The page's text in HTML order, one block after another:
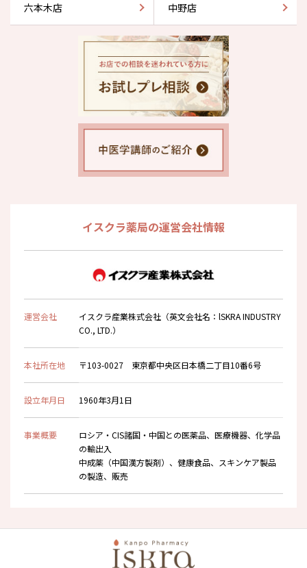
六本木店 中野店
イスクラ薬局の運営会社情報
運営会社
イスクラ産業株式会社（英文会社名：lSKRA INDUSTRY
CO., LTD.）
本社所在地 〒103-0027 東京都中央区日本橋二丁目10番6号
設立年月日 1960年3月1日
事業概要
ロシア・CIS諸国・中国との医薬品、医療機器、化学品
の輸出入
中成薬（中国漢方製剤）、健康食品、スキンケア製品
の製造、販売